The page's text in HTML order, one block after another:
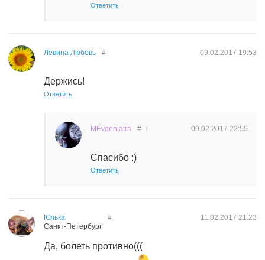
Ответить
Лёвина Любовь 09.02.2017 19:53
#
Держись!
Ответить
MEvgeniatra 09.02.2017 22:55
# ↑
Спасибо :)
Ответить
Юлька
Санкт-Петербург
11.02.2017 21:23
#
Да, болеть противно(((